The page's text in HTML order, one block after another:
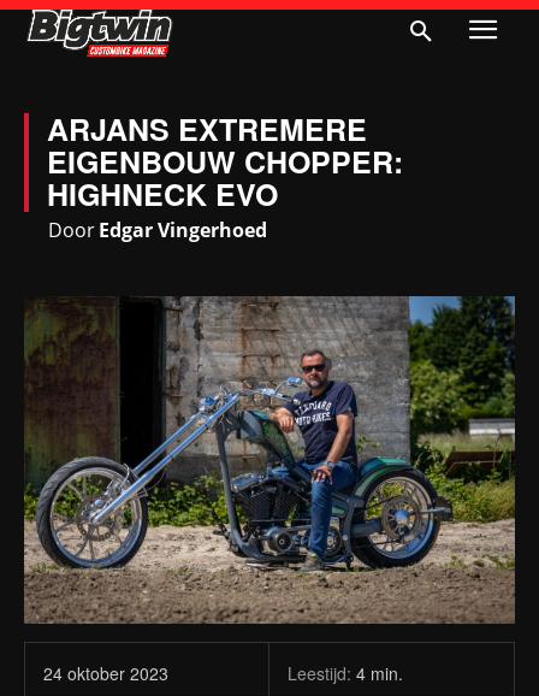
ARJANS EXTREMERE
EIGENBOUW CHOPPER:
HIGHNECK EVO
DoorEdgar Vingerhoed
24 oktober 2023 Leestijd: 4 min.